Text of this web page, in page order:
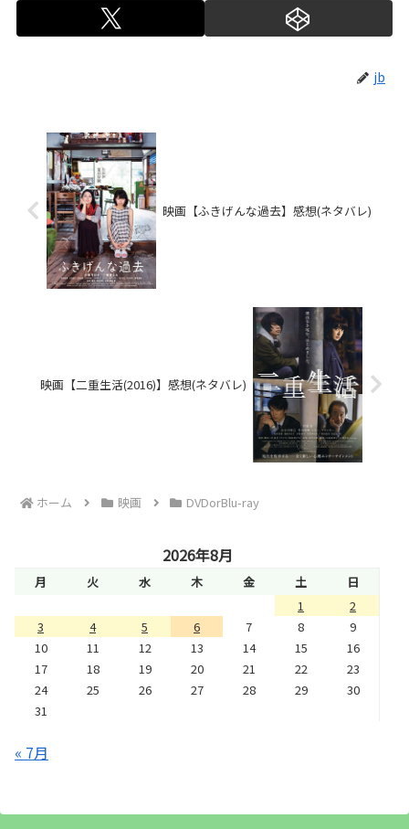
jb
映画【ふきげんな過去】感想(ネタバレ)
映画【二重生活(2016)】感想(ネタバレ)
ホーム 映画 DVDorBlu-ray
2026年8月
月 火 水 木 金 土
日
1
2
3
4 5 6 7 8
9
10
11 12 13 14 15
16
17
18 19 20 21 22
23
24
25 26 27 28 29
30
31
« 7月